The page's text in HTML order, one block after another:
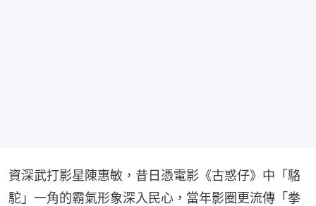
資深武打影星陳惠敏，昔日憑電影《古惑仔》中「駱
駝」一角的霸氣形象深入民心，當年影圈更流傳「拳